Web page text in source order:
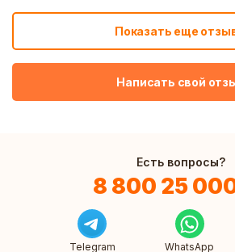
Показать еще
Написать свой
Есть вопросы?
8 800 25
Telegram WhatsApp